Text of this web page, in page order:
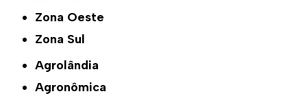
Zona Oeste
Zona Sul
Agrolândia
Agronômica